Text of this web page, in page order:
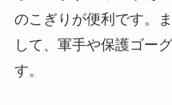
のこぎりが便利です。
して、軍手や保護ゴー
す。